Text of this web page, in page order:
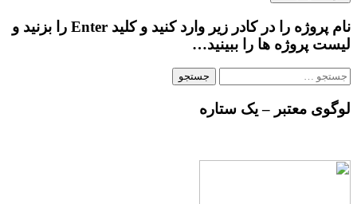
نام پروژه را در کادر زیر وارد کنید و کلید Enter را بزنید و
لیست پروژه ها را ببینید…
جستجو
لوگوی معتبر – یک ستاره